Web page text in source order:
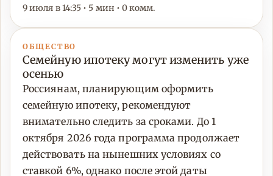
9 июля в 14:35 • 5 мин • 0 комм.
ОБЩЕСТВО
Семейную ипотеку могут изменить уже
осенью
Россиянам, планирующим оформить
семейную ипотеку, рекомендуют
внимательно следить за сроками. До 1
октября 2026 года программа продолжает
действовать на нынешних условиях со
ставкой 6%, однако после этой даты